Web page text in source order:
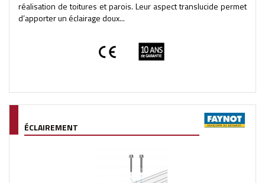
réalisation de toitures et parois. Leur aspect translucide permet
d’apporter un éclairage doux...
ÉCLAIREMENT